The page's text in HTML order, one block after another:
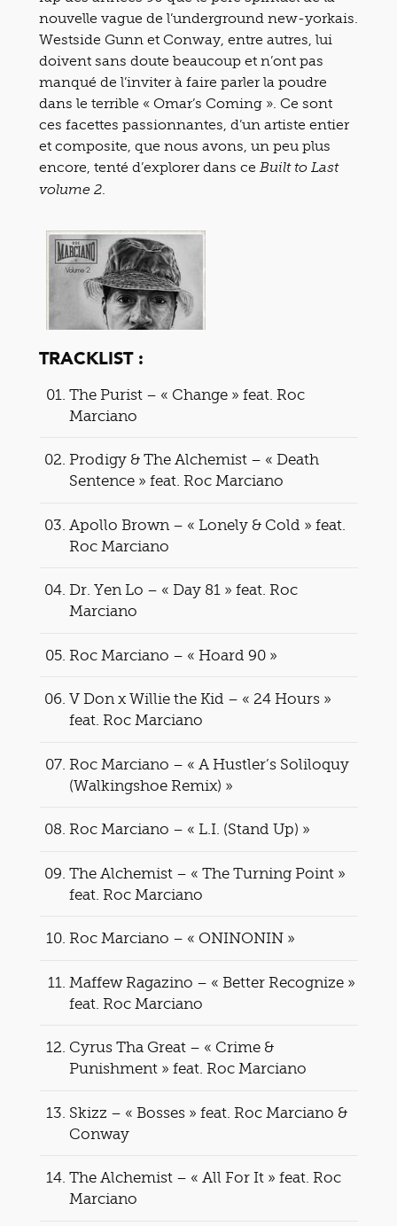
nouvelle vague de l’underground new-yorkais.
Westside Gunn et Conway, entre autres, lui
doivent sans doute beaucoup et n’ont pas
manqué de l’inviter à faire parler la poudre
dans le terrible « Omar’s Coming ». Ce sont
ces facettes passionnantes, d’un artiste entier
et composite, que nous avons, un peu plus
encore, tenté d’explorer dans ce Built to Last
volume 2
TRACKLIST :
The Purist – « Change » feat. Roc
Marciano
Prodigy & The Alchemist – « Death
Sentence » feat. Roc Marciano
Apollo Brown – « Lonely & Cold » feat.
Roc Marciano
Dr. Yen Lo – « Day 81 » feat. Roc
Marciano
Roc Marciano – « Hoard 90 »
V Don x Willie the Kid – « 24 Hours »
feat. Roc Marciano
Roc Marciano – « A Hustler’s Soliloquy
(Walkingshoe Remix) »
Roc Marciano – « L.I. (Stand Up) »
The Alchemist – « The Turning Point »
feat. Roc Marciano
Roc Marciano – « ONINONIN »
Maffew Ragazino – « Better Recognize »
feat. Roc Marciano
Cyrus Tha Great – « Crime &
Punishment » feat. Roc Marciano
Skizz – « Bosses » feat. Roc Marciano &
Conway
The Alchemist – « All For It » feat. Roc
Marciano